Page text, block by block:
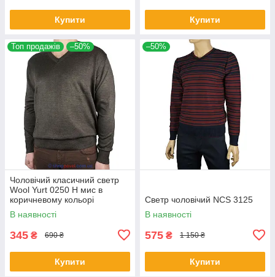
Купити Купити
Топ продажів –50%
Чоловічий класичний светр
Wool Yurt 0250 Н мис в
коричневому кольорі
В наявності
345 ₴ 690 ₴
Купити
–50%
Светр чоловічий NCS 3125
В наявності
575 ₴ 1 150 ₴
Купити